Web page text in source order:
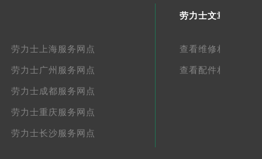
劳力士上海服务网点
劳力士广州服务网点
劳力士成都服务网点
劳力士重庆服务网点
劳力士长沙服务网点
劳力士文章库
查看维修相关文章
查看配件相关文章